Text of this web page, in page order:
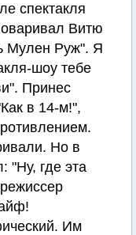
спектакля
Витю
Мулен Руж". Я
шоу тебе
Принес
в 14-м!",
Но в
"Ну, где эта
Им